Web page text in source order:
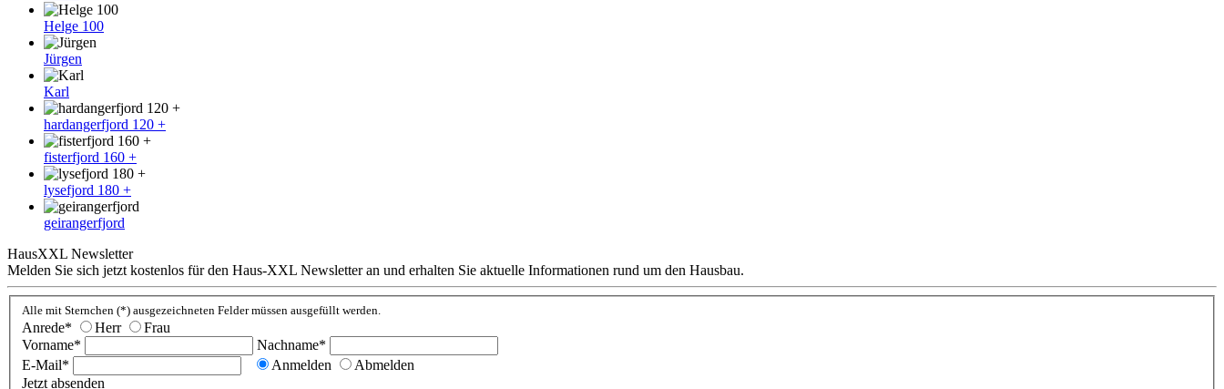
Helge 100
Jürgen
Karl
hardangerfjord 120 +
fisterfjord 160 +
lysefjord 180 +
geirangerfjord
HausXXL Newsletter
Melden Sie sich jetzt kostenlos für den Haus-XXL Newsletter an und erhalten Sie aktuelle Informationen rund um den Hausbau.
Alle mit Sternchen (*) ausgezeichneten Felder müssen ausgefüllt werden.
Anrede* Herr
Frau
Vorname*
Nachname*
E-Mail*
Anmelden
Abmelden
Jetzt absenden